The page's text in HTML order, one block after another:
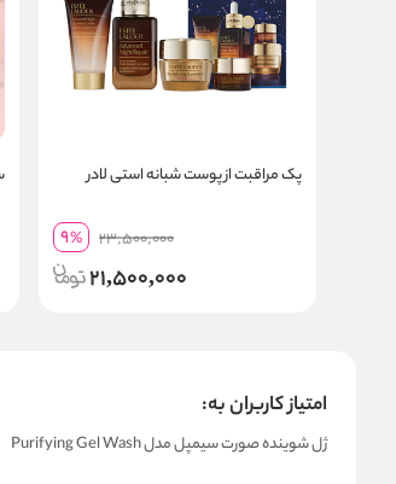
پک مراقبت از پوست شبانه استی لادر
23,500,000
9%
21,500,000
امتیاز کاربران به:
ژل شوینده صورت سیمپل مدل Purifying Gel Wash